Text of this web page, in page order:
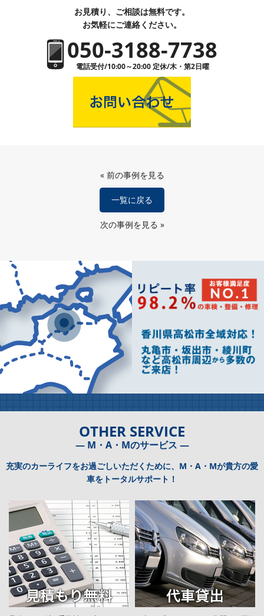
お見積り、ご相談は無料です。
お気軽にご連絡ください。
050-3188-7738
電話受付/10:00～20:00 定休/木・第2日曜
« 前の事例を見る
一覧に戻る
次の事例を見る »
OTHER SERVICE
― M・A・Mのサービス ―
充実のカーライフをお過ごしいただくために、M・A・Mが貴方の愛
車をトータルサポート！